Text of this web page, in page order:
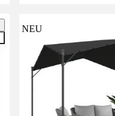
NEU